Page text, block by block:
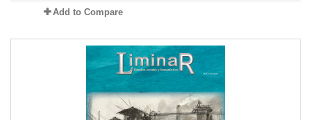
Add to Compare